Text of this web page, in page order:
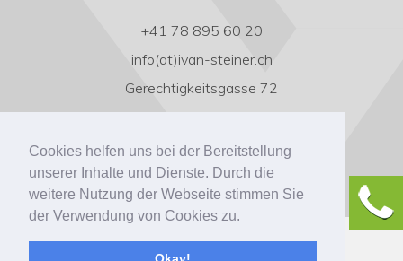
Cookies helfen uns bei der Bereitstellung
unserer Inhalte und Dienste. Durch die
weitere Nutzung der Webseite stimmen Sie
der Verwendung von Cookies zu.
+41 78 895 60 20
info(at)ivan-steiner.ch
Gerechtigkeitsgasse 72
3011 Bern
Copyright ivan-steiner.ch